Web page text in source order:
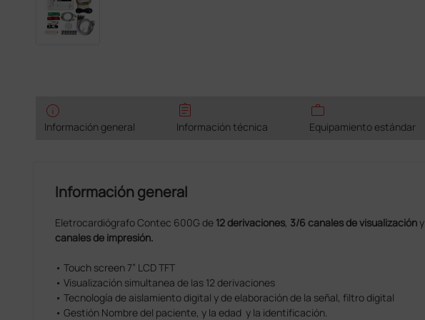
info
Información general
assignment
Información técnica
work
Equipamiento estándar
Información general
Eletrocardiógrafo Contec 600G de 12 derivaciones, 3/6 canales de visualizacióny
canales de impresión.
• Touch screen 7” LCD TFT
• Visualización simultanea de las 12 derivaciones
• Tecnología de aislamiento digital y de elaboración de la señal, filtro digital
• Gestión Nombre del paciente, y la edad y la identificación.